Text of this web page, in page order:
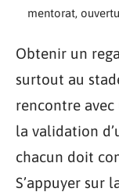
mentorat,
Obtenir un
surtout au
rencontre
la validation
chacun doit
S’appuyer sur